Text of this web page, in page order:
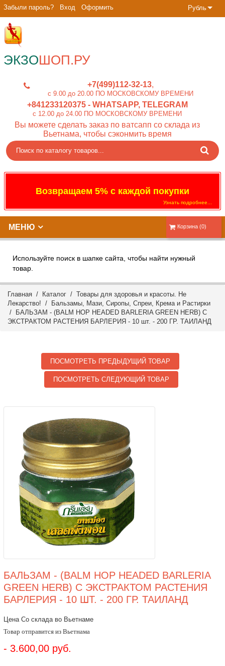
Рубль
Забыли пароль? Вход Оформить
ЭКЗОШОП.РУ
+7(499)112-32-13
c 9.00 до 20.00 ПО МОСКОВСКОМУ ВРЕМЕНИ
+841233120375- WHATSAPP, TELEGRAM
c 12.00 до 24.00 ПО МОСКОВСКОМУ ВРЕМЕНИ
Вы можете сделать заказ по ватсапп со склада из
Вьетнама, чтобы сэконмить время
Возвращаем 5% с каждой покупки
Узнать подробнее...
Корзина (0)
МЕНЮ
Используйте поиск в шапке сайта, чтобы найти нужный
товар.
Главная / Каталог / Товары для здоровья и красоты. Не
Лекарство! /
Бальзамы, Мази, Сиропы, Спреи, Крема и Растирки
/ БАЛЬЗАМ - (BALM HOP HEADED BARLERIA GREEN HERB) С
ЭКСТРАКТОМ РАСТЕНИЯ БАРЛЕРИЯ - 10 шт. - 200 ГР. ТАИЛАНД
ПОСМОТРЕТЬ ПРЕДЫДУЩИЙ ТОВАР
ПОСМОТРЕТЬ СЛЕДУЮЩИЙ ТОВАР
БАЛЬЗАМ - (BALM HOP HEADED BARLERIA
GREEN HERB) С ЭКСТРАКТОМ РАСТЕНИЯ
БАРЛЕРИЯ - 10 ШТ. - 200 ГР. ТАИЛАНД
Цена Со склада во Вьетнаме
Товар отправится из Вьетнама
- 3.600,00 руб.